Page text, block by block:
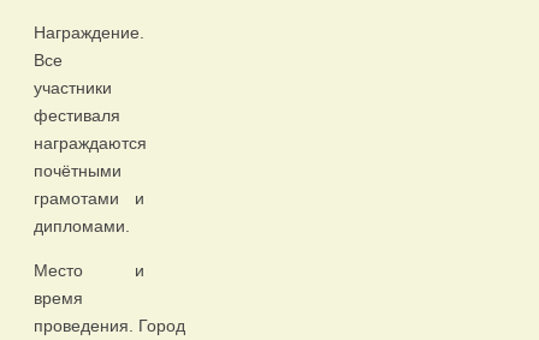
Награждение.
Все
участники
фестиваля
награждаются
почётными
грамотами и
дипломами.
Место и
время
проведения. Город